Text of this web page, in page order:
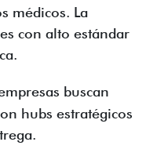
médicos. La
con alto estándar
buscan
hubs estratégicos